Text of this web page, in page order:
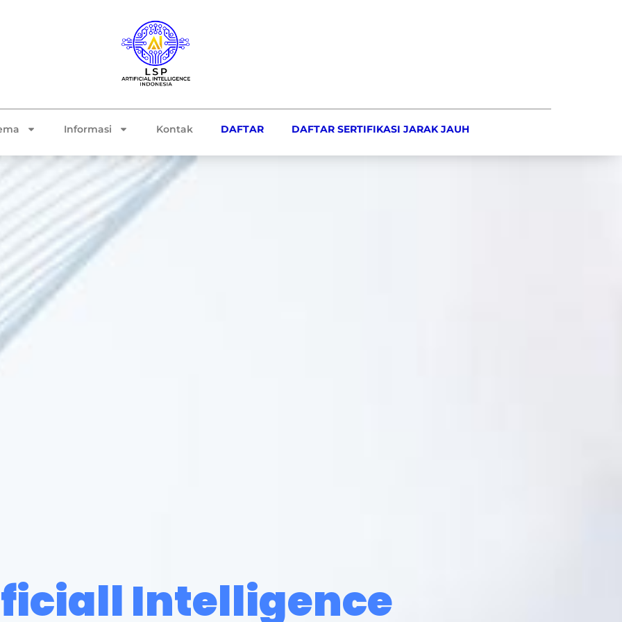
Informasi Kontak DAFTAR DAFTAR SERTIFIKASI JARAK JAUH
Intelligence